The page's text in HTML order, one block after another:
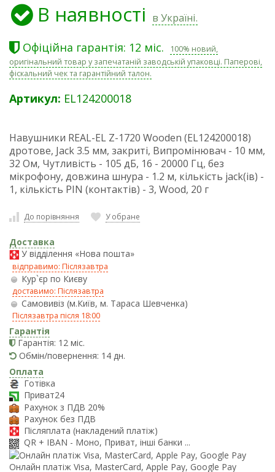
В наявності в Україні.
Офіційна гарантія: 12 міс.
100% новий,
оригінальний товар у запечатаній заводській упаковці. Паперові,
фіскальний чек та гарантійний талон.
Артикул: EL124200018
Навушники REAL-EL Z-1720 Wooden (EL124200018)
дротове, Jack 3.5 мм, закриті, Випромінювач - 10 мм,
32 Ом, Чутливість - 105 дБ, 16 - 20000 Гц, без
мікрофону, довжина шнура - 1.2 м, кількість jack(ів) -
1, кількість PIN (контактів) - 3, Wood, 20 г
До порівняння У обране
Доставка
У відділення «Нова пошта»
відправимо: Післязавтра
Кур`єр по Києву
доставимо: Післязавтра
Самовивіз (м.Київ, м. Тараса Шевченка)
Післязавтра після 18:00
Гарантія
Гарантія: 12 міс.
Обмін/повернення: 14 дн.
Оплата
Готівка
Приват24
Рахунок з ПДВ 20%
Рахунок без ПДВ
Післяплата (накладений платіж)
QR + IBAN - Моно, Приват, інші банки ...
Онлайн платіж Visa, MasterCard, Apple Pay, Google Pay